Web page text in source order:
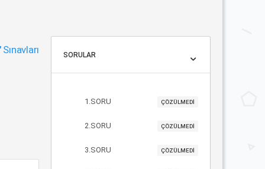
Sınavları SORULAR
1.SORU ÇÖZÜLMEDİ
2.SORU ÇÖZÜLMEDİ
3.SORU ÇÖZÜLMEDİ